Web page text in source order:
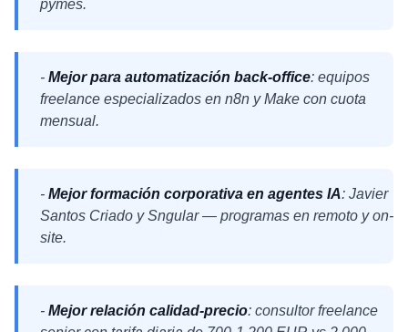
pymes.
- Mejor para automatización back-office: equipos
freelance especializados en n8n y Make con cuota
mensual.
- Mejor formación corporativa en agentes IA: Javier
Santos Criado y Sngular — programas en remoto y on-
site.
- Mejor relación calidad-precio: consultor freelance